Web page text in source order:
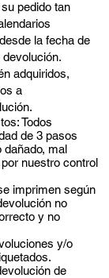
pedido tan
la fecha de
adquiridos,
a
Todos
de 3 pasos
dañado, mal
nuestro control
imprimen según
no
y no
y/o
de